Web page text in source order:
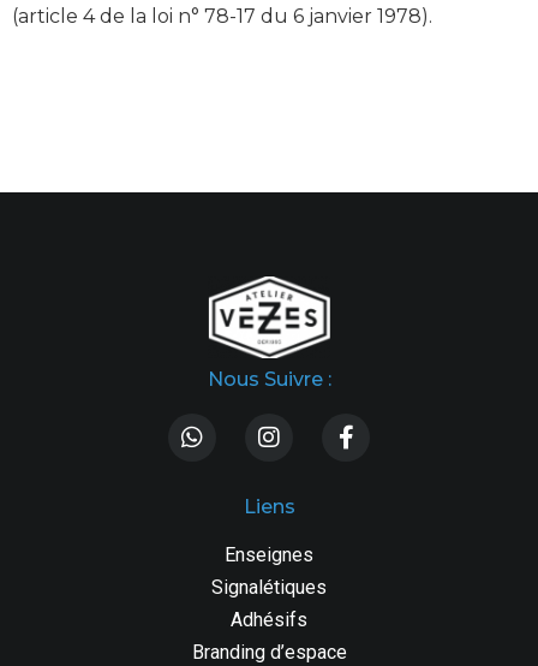
(article 4 de la loi n° 78-17 du 6 janvier 1978).
Nous Suivre :
Liens
Enseignes
Signalétiques
Adhésifs
Branding d’espace